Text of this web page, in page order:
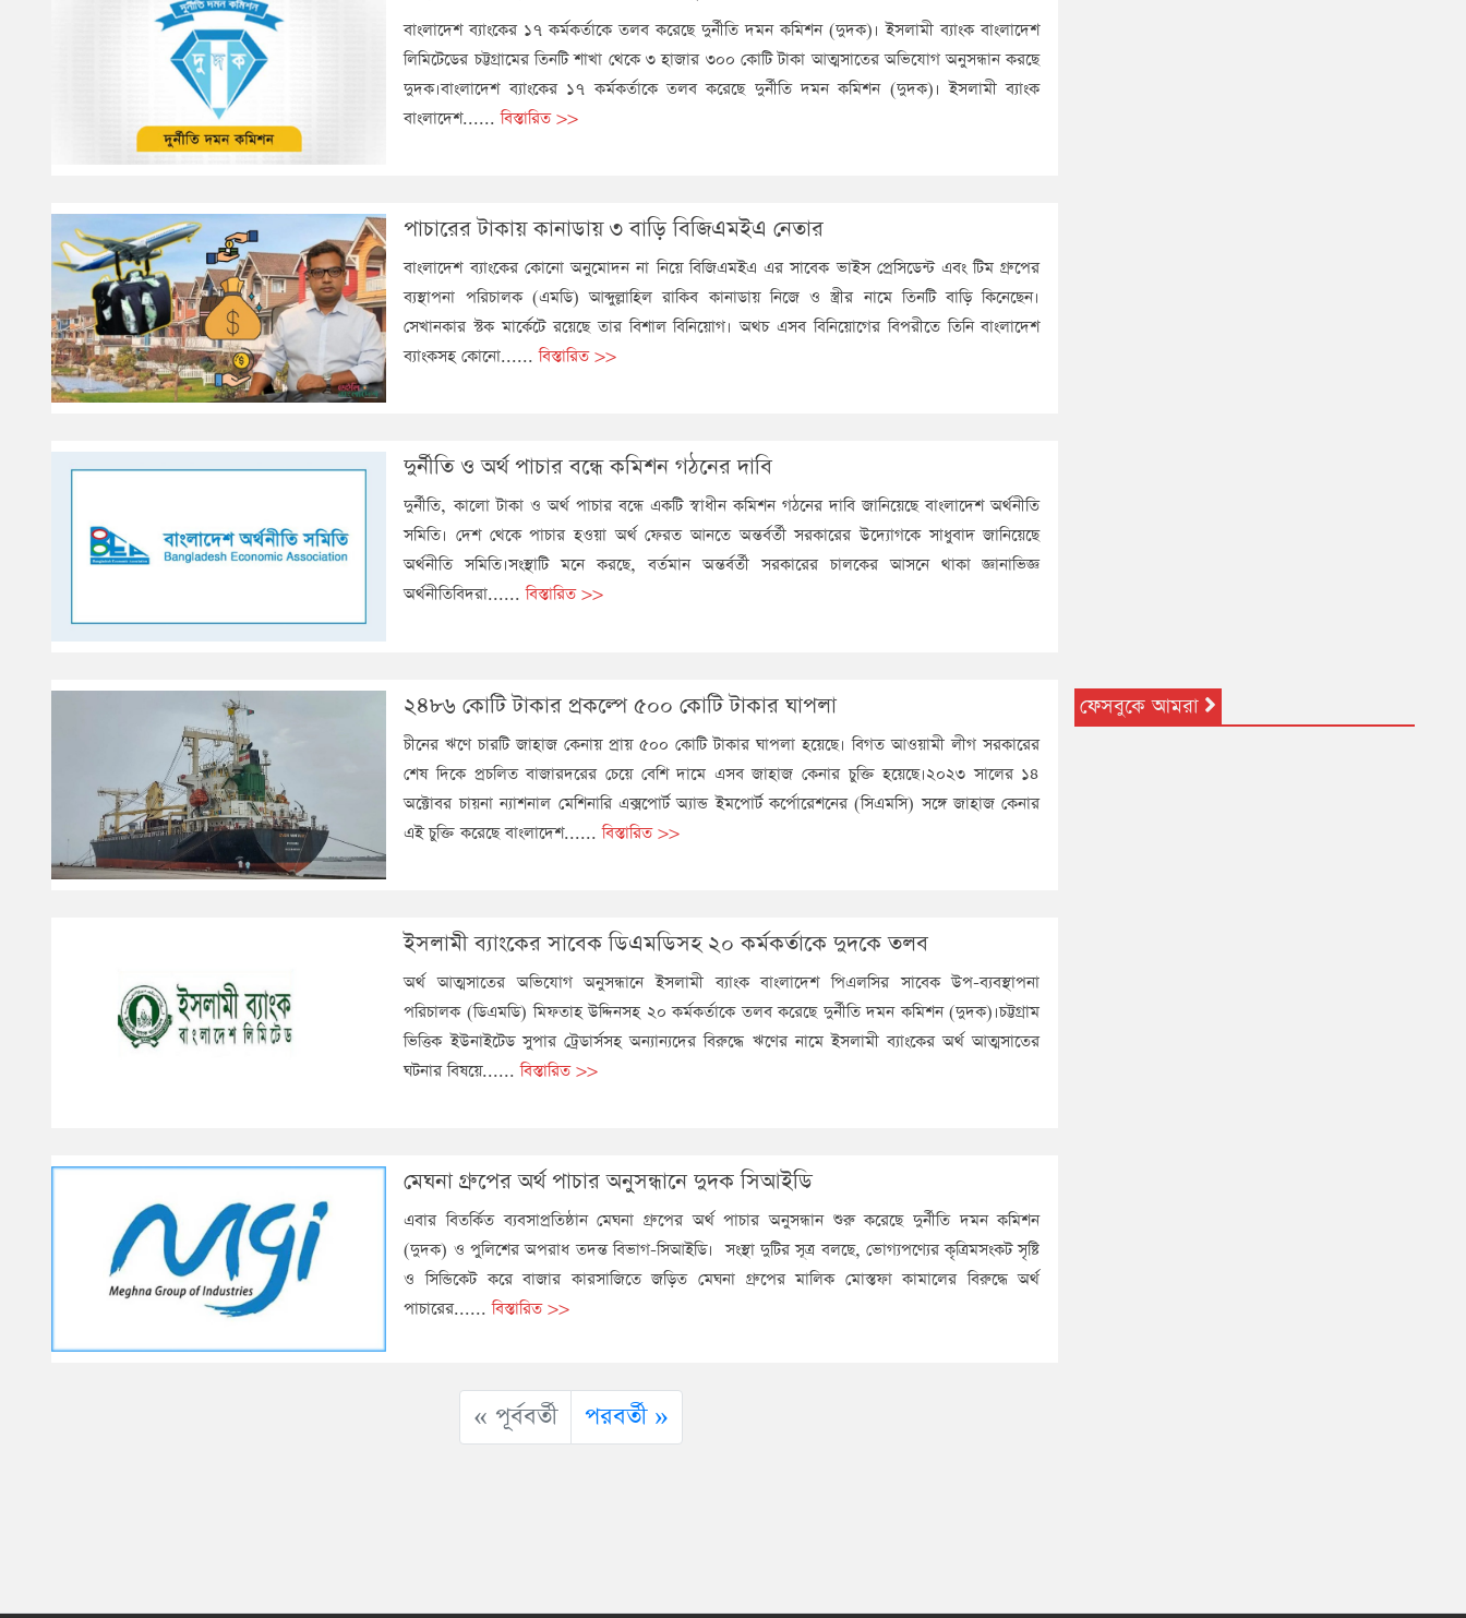
বাংলাদেশ ব্যাংকের ১৭ কর্মকর্তাকে তলব করেছে দুর্নীতি দমন কমিশন (দুদক)। ইসলামী ব্যাংক বাংলাদেশ
লিমিটেডের চট্টগ্রামের তিনটি শাখা থেকে ৩ হাজার ৩০০ কোটি টাকা আত্মসাতের অভিযোগ অনুসন্ধান করছে
দুদক।বাংলাদেশ ব্যাংকের ১৭ কর্মকর্তাকে তলব করেছে দুর্নীতি দমন কমিশন (দুদক)। ইসলামী ব্যাংক
বাংলাদেশ......বিস্তারিত >>
পাচারের টাকায় কানাডায় ৩ বাড়ি বিজিএমইএ নেতার
বাংলাদেশ ব্যাংকের কোনো অনুমোদন না নিয়ে বিজিএমইএ এর সাবেক ভাইস প্রেসিডেন্ট এবং টিম গ্রুপের
ব্যস্থাপনা পরিচালক (এমডি) আব্দুল্লাহিল রাকিব কানাডায় নিজে ও স্ত্রীর নামে তিনটি বাড়ি কিনেছেন।
সেখানকার স্টক মার্কেটে রয়েছে তার বিশাল বিনিয়োগ। অথচ এসব বিনিয়োগের বিপরীতে তিনি বাংলাদেশ
ব্যাংকসহ কোনো......বিস্তারিত >>
দুর্নীতি ও অর্থ পাচার বন্ধে কমিশন গঠনের দাবি
দুর্নীতি, কালো টাকা ও অর্থ পাচার বন্ধে একটি স্বাধীন কমিশন গঠনের দাবি জানিয়েছে বাংলাদেশ অর্থনীতি
সমিতি। দেশ থেকে পাচার হওয়া অর্থ ফেরত আনতে অন্তর্বর্তী সরকারের উদ্যোগকে সাধুবাদ জানিয়েছে
অর্থনীতি সমিতি।সংস্থাটি মনে করছে, বর্তমান অন্তর্বর্তী সরকারের চালকের আসনে থাকা জ্ঞানাভিজ্ঞ
অর্থনীতিবিদরা......বিস্তারিত >>
২৪৮৬ কোটি টাকার প্রকল্পে ৫০০ কোটি টাকার ঘাপলা
চীনের ঋণে চারটি জাহাজ কেনায় প্রায় ৫০০ কোটি টাকার ঘাপলা হয়েছে। বিগত আওয়ামী লীগ সরকারের
শেষ দিকে প্রচলিত বাজারদরের চেয়ে বেশি দামে এসব জাহাজ কেনার চুক্তি হয়েছে।২০২৩ সালের ১৪
অক্টোবর চায়না ন্যাশনাল মেশিনারি এক্সপোর্ট অ্যান্ড ইমপোর্ট কর্পোরেশনের (সিএমসি) সঙ্গে জাহাজ কেনার
এই চুক্তি করেছে বাংলাদেশ......বিস্তারিত >>
ইসলামী ব্যাংকের সাবেক ডিএমডিসহ ২০ কর্মকর্তাকে দুদকে তলব
অর্থ আত্মসাতের অভিযোগ অনুসন্ধানে ইসলামী ব্যাংক বাংলাদেশ পিএলসির সাবেক উপ-ব্যবস্থাপনা
পরিচালক (ডিএমডি) মিফতাহ উদ্দিনসহ ২০ কর্মকর্তাকে তলব করেছে দুর্নীতি দমন কমিশন (দুদক)।চট্টগ্রাম
ভিত্তিক ইউনাইটেড সুপার ট্রেডার্সসহ অন্যান্যদের বিরুদ্ধে ঋণের নামে ইসলামী ব্যাংকের অর্থ আত্মসাতের
ঘটনার বিষয়ে......বিস্তারিত >>
মেঘনা গ্রুপের অর্থ পাচার অনুসন্ধানে দুদক সিআইডি
এবার বিতর্কিত ব্যবসাপ্রতিষ্ঠান মেঘনা গ্রুপের অর্থ পাচার অনুসন্ধান শুরু করেছে দুর্নীতি দমন কমিশন
(দুদক) ও পুলিশের অপরাধ তদন্ত বিভাগ-সিআইডি। সংস্থা দুটির সূত্র বলছে, ভোগ্যপণ্যের কৃত্রিমসংকট সৃষ্টি
ও সিন্ডিকেট করে বাজার কারসাজিতে জড়িত মেঘনা গ্রুপের মালিক মোস্তফা কামালের বিরুদ্ধে অর্থ
পাচারের......বিস্তারিত >>
« পূর্ববর্তী পরবর্তী »
ফেসবুকে আমরা